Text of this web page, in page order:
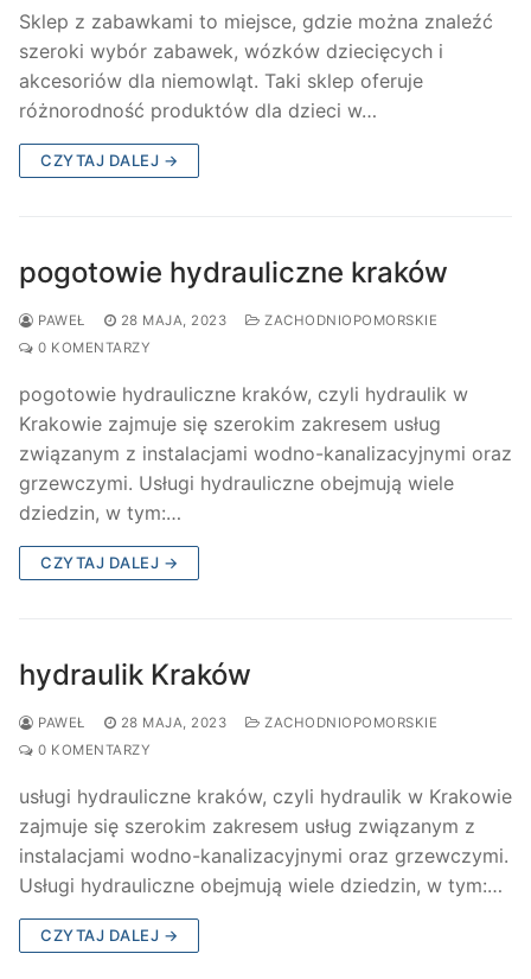
Sklep z zabawkami to miejsce, gdzie można znaleźć
szeroki wybór zabawek, wózków dziecięcych i
akcesoriów dla niemowląt. Taki sklep oferuje
różnorodność produktów dla dzieci w…
CZYTAJ DALEJ →
pogotowie hydrauliczne kraków
PAWEŁ 28 MAJA, 2023
ZACHODNIOPOMORSKIE
0 KOMENTARZY
pogotowie hydrauliczne kraków, czyli hydraulik w
Krakowie zajmuje się szerokim zakresem usług
związanym z instalacjami wodno-kanalizacyjnymi oraz
grzewczymi. Usługi hydrauliczne obejmują wiele
dziedzin, w tym:…
CZYTAJ DALEJ →
hydraulik Kraków
PAWEŁ 28 MAJA, 2023
ZACHODNIOPOMORSKIE
0 KOMENTARZY
usługi hydrauliczne kraków, czyli hydraulik w Krakowie
zajmuje się szerokim zakresem usług związanym z
instalacjami wodno-kanalizacyjnymi oraz grzewczymi.
Usługi hydrauliczne obejmują wiele dziedzin, w tym:…
CZYTAJ DALEJ →